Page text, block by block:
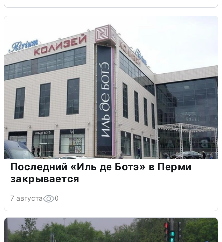
Последний «Иль де Ботэ» в Перми
закрывается
7 августа 0